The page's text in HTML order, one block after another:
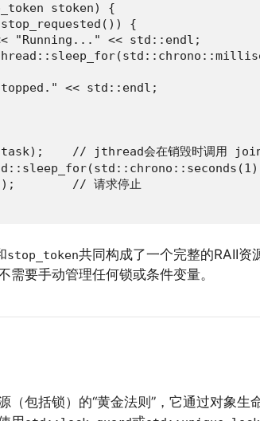
stoken) {
{
"Running..." << std::endl;
<< std::endl;
// jthread会在销毁时调用
// 请求停止
stop_token共同构成了一个完整的RAII资
需要手动管理任何锁或条件变量。
（包括锁）的“黄金法则”，它通过对象生